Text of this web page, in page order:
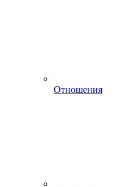
Отношения